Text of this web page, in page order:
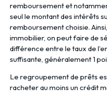
remboursement et
seul le montant des intérêts
remboursement choisie.
immobilier, on peut faire de
différence entre le taux de
suffisante, généralement 1
Le regroupement de prêts
racheter au moins un crédit